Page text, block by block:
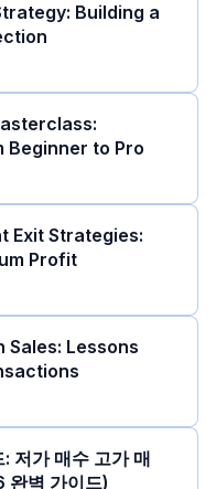
Building a
Beginner to Pro
Exit Strategies:
Profit
Sales: Lessons
저가 매수 고가 매
완벽 가이드)